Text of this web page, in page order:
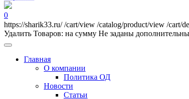
0
https://sharik33.ru/ /cart/view /catalog/product/view /cart/
Удалить Товаров: на сумму Не заданы
Главная
О компании
Политика ОД
Новости
Статьи